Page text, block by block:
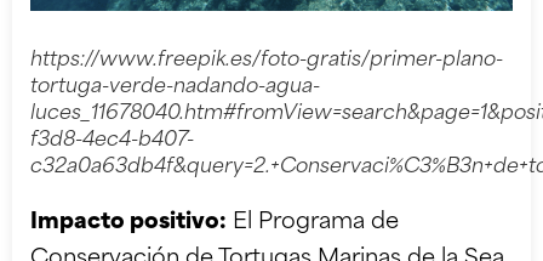
https://www.freepik.es/foto-gratis/primer-plano-
tortuga-verde-nadando-agua-
f3d8-4ec4-b407-
Impacto positivo: El Programa de